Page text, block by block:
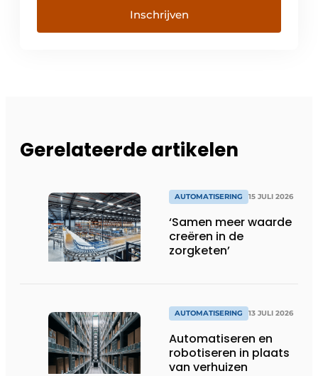
Inschrijven
Gerelateerde artikelen
AUTOMATISERING 15 JULI 2026
‘Samen meer waarde
creëren in de
zorgketen’
AUTOMATISERING 13 JULI 2026
Automatiseren en
robotiseren in plaats
van verhuizen